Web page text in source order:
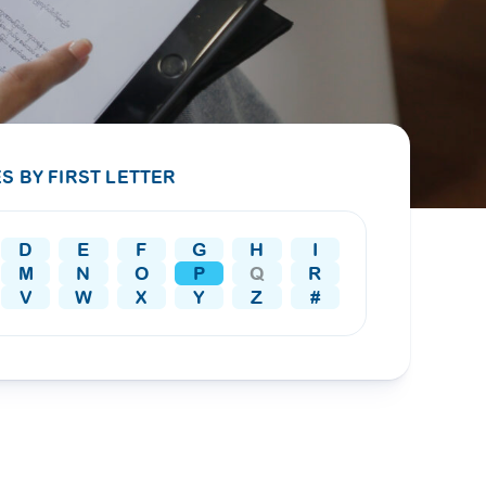
DISEASES AND CONDITIONS
22 APR 2026
ဆစ် ပြင်းထန်ကူးစက်ရောဂါ)
လီယွိုက်ဒိုးဆစ် ပြင်းထန်
ကူးစက်ရောဂါ...
PRESS RELEASE
29 AUG 2024
CLL HEALTH unveils
primary care
services
Yangon, Myanmar, 29
August 2024 — CLL
BY FIRST LETTER
D E F G H
I
M N O P Q
R
V W X Y Z #